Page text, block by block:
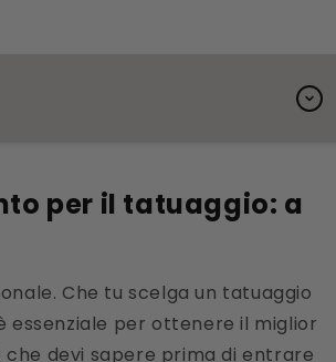
per il tatuaggio: a
Che tu scelga un tatuaggio
per ottenere il miglior
devi sapere prima di entrare